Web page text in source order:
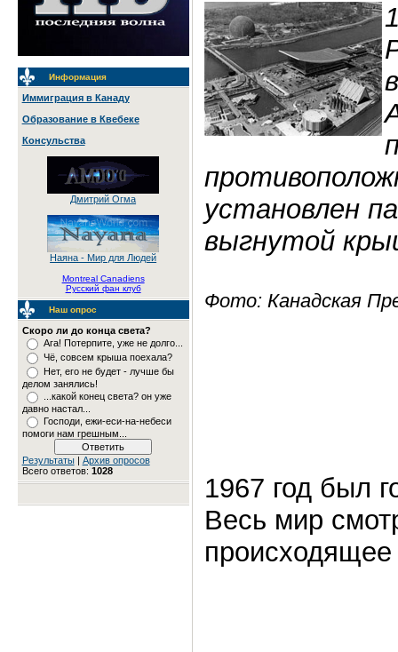
Информация
Иммиграция в Канаду
Образование в Квебеке
Консульства
Дмитрий Огма
Наяна - Мир для Людей
Montreal Canadiens
Русский фан клуб
Наш опрос
Скоро ли до конца света?
Ага! Потерпите, уже не долго...
Чё, совсем крыша поехала?
Нет, его не будет - лучше бы
делом занялись!
...какой конец света? он уже
давно настал...
Господи, ежи-еси-на-небеси
помоги нам грешным...
Результаты| Архив опросов
Всего ответов: 1028
установлен
выгнутой
Фото: Канадская
1967 год был
Весь мир